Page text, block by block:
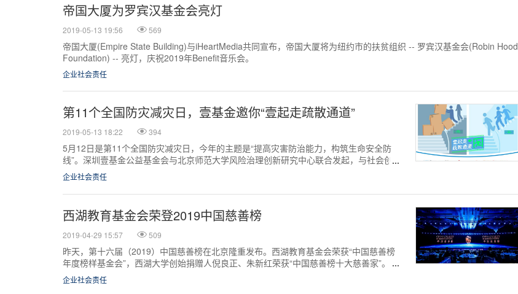
帝国大厦为罗宾汉基金会亮灯
2019-05-13 19:56 569
帝国大厦(Empire State Building)与iHeartMedia共同宣布，帝国大厦将为纽约市的扶贫组织 -- 罗宾汉基金会(Robin Hood
Foundation) -- 亮灯，庆祝2019年Benefit音乐会。
企业社会责任
第11个全国防灾减灾日，壹基金邀你“壹起走疏散通道”
2019-05-13 18:22 394
5月12日是第11个全国防灾减灾日，今年的主题是“提高灾害防治能力，构筑生命安全防
线”。深圳壹基金公益基金会与北京师范大学风险治理创新研究中心联合发起，与社会创新
企业BottleDream共同策划了“壹起走疏散通道”活动。
企业社会责任
西湖教育基金会荣登2019中国慈善榜
2019-04-29 15:57 509
昨天，第十六届（2019）中国慈善榜在北京隆重发布。西湖教育基金会荣获“中国慈善榜
年度榜样基金会”，西湖大学创始捐赠人倪良正、朱新红荣获“中国慈善榜十大慈善家”。海
内外企业家、名人明星、公益人一起见证了这一荣耀时刻。
企业社会责任